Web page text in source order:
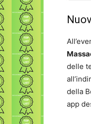
delle
della
app